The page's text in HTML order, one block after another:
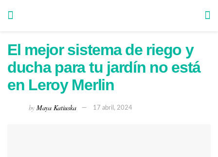
El mejor sistema de riego y
ducha para tu jardín no está
en Leroy Merlin
by Maya Katiuska 17 abril, 2024